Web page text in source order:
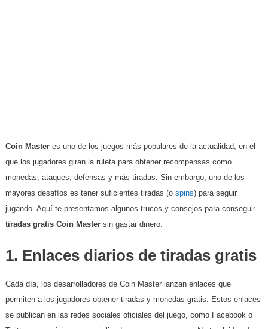
Coin Masteres uno de los juegos más populares de la actualidad, en el
que los jugadores giran la ruleta para obtener recompensas como
monedas, ataques, defensas y más tiradas. Sin embargo, uno de los
mayores desafíos es tener suficientes tiradas (o spins) para seguir
jugando. Aquí te presentamos algunos trucos y consejos para conseguir
tiradas gratis Coin Mastersin gastar dinero.
1. Enlaces diarios de tiradas gratis
Cada día, los desarrolladores de Coin Master lanzan enlaces que
permiten a los jugadores obtener tiradas y monedas gratis. Estos enlaces
se publican en las redes sociales oficiales del juego, como Facebook o